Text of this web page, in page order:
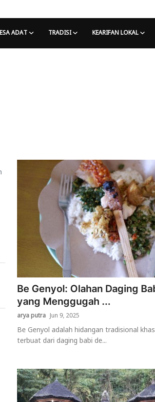
ADAT TRADISI KEARIFAN LOKAL
Be Genyol: Olahan Daging
yang Menggugah ...
arya putra Jun 9, 2025
Be Genyol adalah hidangan tradisional
terbuat dari daging babi de...